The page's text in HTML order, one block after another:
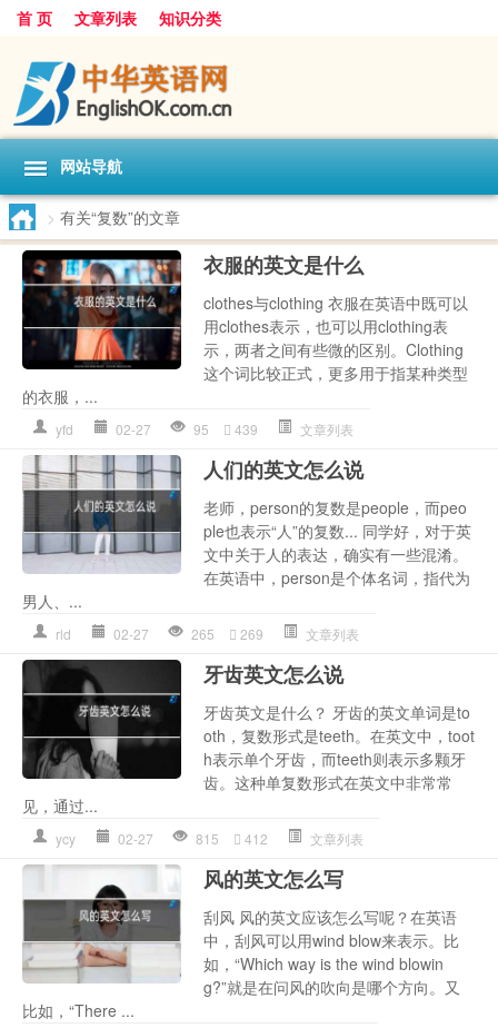
首 页 文章列表 知识分类
网站导航
> 有关“复数”的文章
衣服的英文是什么
clothes与clothing 衣服在英语中既可以
用clothes表示，也可以用clothing表
示，两者之间有些微的区别。Clothing
这个词比较正式，更多用于指某种类型
的衣服，...
yfd 02-27 95 439 文章列表
人们的英文怎么说
老师，person的复数是people，而peo
ple也表示“人”的复数... 同学好，对于英
文中关于人的表达，确实有一些混淆。
在英语中，person是个体名词，指代为
男人、...
rld 02-27 265 269 文章列表
牙齿英文怎么说
牙齿英文是什么？ 牙齿的英文单词是to
oth，复数形式是teeth。在英文中，toot
h表示单个牙齿，而teeth则表示多颗牙
齿。这种单复数形式在英文中非常常
见，通过...
ycy 02-27 815 412 文章列表
风的英文怎么写
刮风 风的英文应该怎么写呢？在英语
中，刮风可以用wind blow来表示。比
如，“Which way is the wind blowin
g?”就是在问风的吹向是哪个方向。又
比如，“There ...